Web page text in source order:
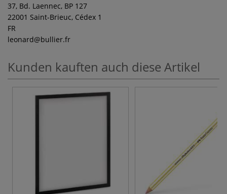
37, Bd. Laennec, BP 127
22001 Saint-Brieuc, Cédex 1
FR
leonard@bullier.fr
Kunden kauften auch diese Artikel